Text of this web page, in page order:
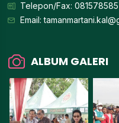
Telepon/Fax:
Email:
ALBUM GALERI